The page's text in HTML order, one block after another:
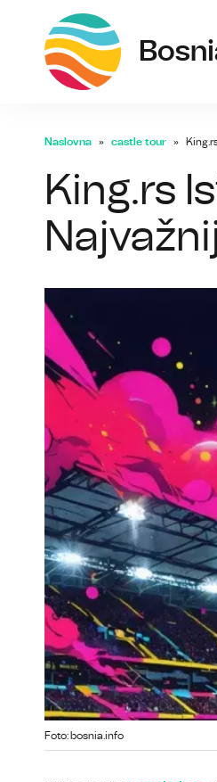
Naslovna castle tour
King.rs
Foto: bosnia.info